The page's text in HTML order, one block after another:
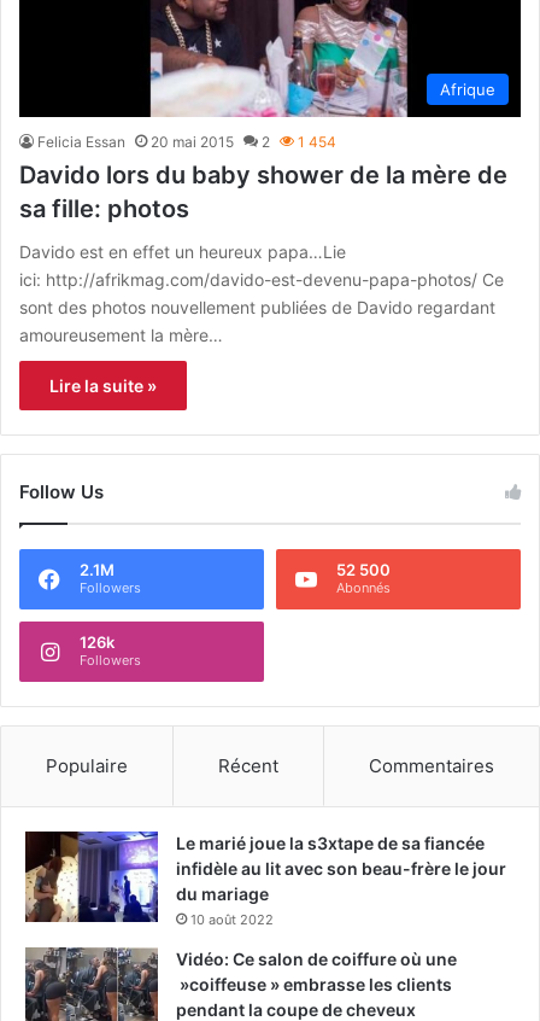
Afrique
Felicia Essan 20 mai 2015 2 1 454
Davido lors du baby shower de la mère de
sa fille: photos
Davido est en effet un heureux papa…Lie
ici: http://afrikmag.com/davido-est-devenu-papa-photos/ Ce
sont des photos nouvellement publiées de Davido regardant
amoureusement la mère…
Lire la suite »
Follow Us
2.1M
Followers
52 500
Abonnés
126k
Followers
Populaire Récent Commentaires
Le marié joue la s3xtape de sa fiancée
infidèle au lit avec son beau-frère le jour
du mariage
10 août 2022
Vidéo: Ce salon de coiffure où une
»coiffeuse » embrasse les clients
pendant la coupe de cheveux